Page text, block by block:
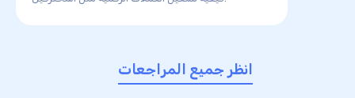
انظر جميع المراجعات